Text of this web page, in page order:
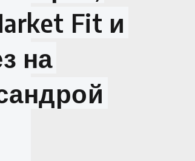
Fit и
на